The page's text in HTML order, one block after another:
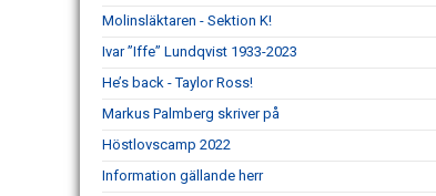
Molinsläktaren - Sektion K!
Ivar ”Iffe” Lundqvist 1933-2023
He’s back - Taylor Ross!
Markus Palmberg skriver på
Höstlovscamp 2022
Information gällande herr